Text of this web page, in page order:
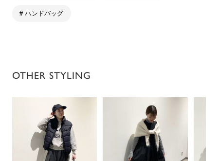
# ハンドバッグ
OTHER STYLING